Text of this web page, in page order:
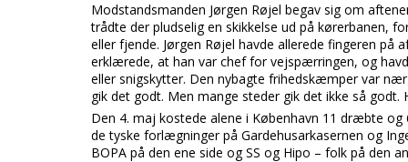
Modstandsmanden Jørgen Røjel begav sig om
trådte der pludselig en skikkelse ud på kørerbanen,
eller fjende. Jørgen Røjel havde allerede fingeren
erklærede, at han var chef for vejspærringen, og
eller snigskytter. Den nybagte frihedskæmper var
gik det godt. Men mange steder gik det ikke så
Den 4. maj kostede alene i København 11 dræbte
de tyske forlægninger på Gardehusarkasernen og
BOPA på den ene side og SS og Hipo – folk på den